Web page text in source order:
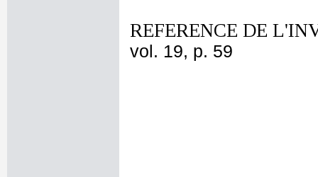
REFERENCE DE
vol. 19, p. 59